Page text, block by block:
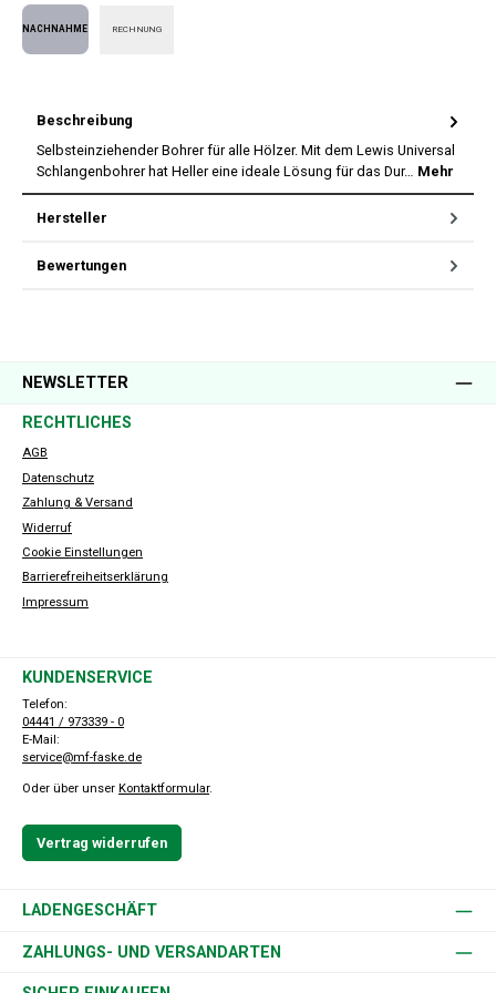
RECHNUNG
Beschreibung
Selbsteinziehender Bohrer für alle Hölzer. Mit dem Lewis Universal
Schlangenbohrer hat Heller eine ideale Lösung für das Dur… Mehr
Hersteller
Bewertungen
NEWSLETTER
RECHTLICHES
AGB
Datenschutz
Zahlung & Versand
Widerruf
Cookie Einstellungen
Barrierefreiheitserklärung
Impressum
KUNDENSERVICE
Telefon:
04441 / 973339 - 0
E-Mail:
service@mf-faske.de
Oder über unser Kontaktformular.
Vertrag widerrufen
LADENGESCHÄFT
ZAHLUNGS- UND VERSANDARTEN